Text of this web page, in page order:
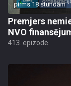
pirms 18 stundām
Premjers
NVO
413. epizode